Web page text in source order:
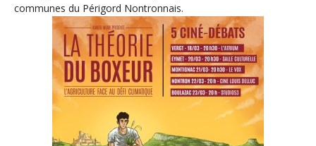
communes du Périgord Nontronnais.